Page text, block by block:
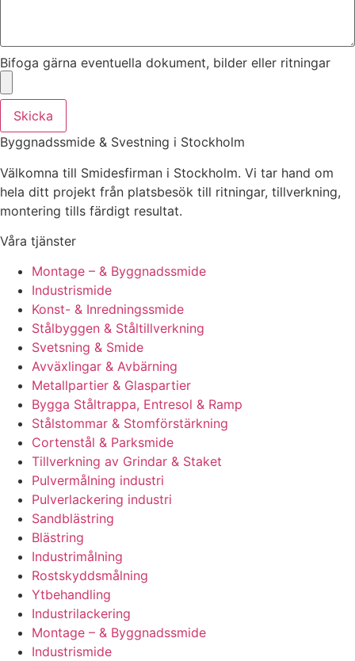
Bifoga gärna eventuella dokument, bilder eller ritningar
Skicka
Byggnadssmide & Svestning i Stockholm
Välkomna till Smidesfirman i Stockholm. Vi tar hand om
hela ditt projekt från platsbesök till ritningar, tillverkning,
montering tills färdigt resultat.
Våra tjänster
Montage – & Byggnadssmide
Industrismide
Konst- & Inredningssmide
Stålbyggen & Ståltillverkning
Svetsning & Smide
Avväxlingar & Avbärning
Metallpartier & Glaspartier
Bygga Ståltrappa, Entresol & Ramp
Stålstommar & Stomförstärkning
Cortenstål & Parksmide
Tillverkning av Grindar & Staket
Pulvermålning industri
Pulverlackering industri
Sandblästring
Blästring
Industrimålning
Rostskyddsmålning
Ytbehandling
Industrilackering
Montage – & Byggnadssmide
Industrismide